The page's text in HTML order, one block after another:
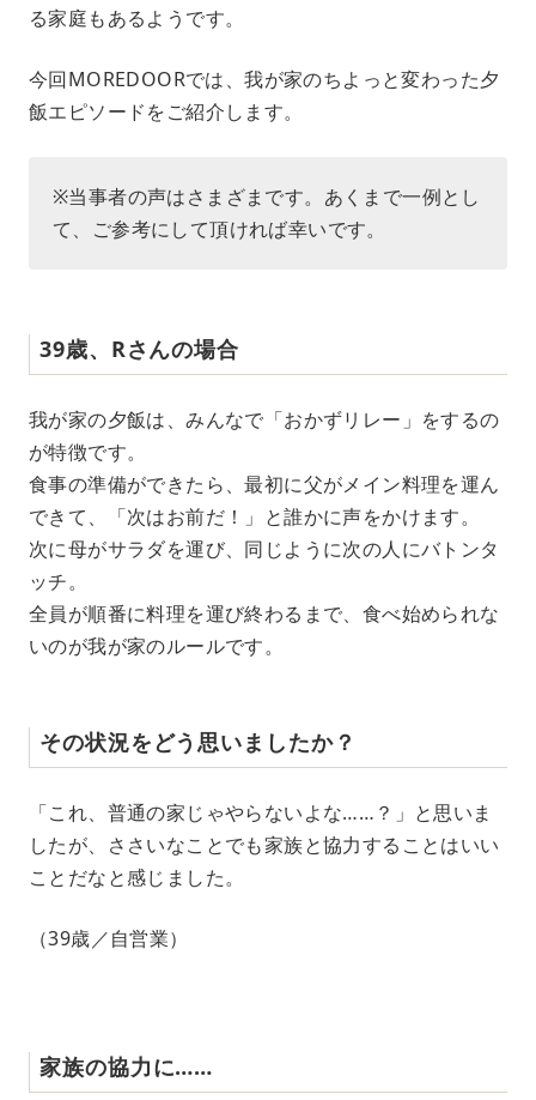
る家庭もあるようです。
今回MOREDOORでは、我が家のちよっと変わった夕
飯エピソードをご紹介します。
※当事者の声はさまざまです。あくまで一例とし
て、ご参考にして頂ければ幸いです。
39歳、Rさんの場合
我が家の夕飯は、みんなで「おかずリレー」をするの
が特徴です。
食事の準備ができたら、最初に父がメイン料理を運ん
できて、「次はお前だ！」と誰かに声をかけます。
次に母がサラダを運び、同じように次の人にバトンタ
ッチ。
全員が順番に料理を運び終わるまで、食べ始められな
いのが我が家のルールです。
その状況をどう思いましたか？
「これ、普通の家じゃやらないよな……？」と思いま
したが、ささいなことでも家族と協力することはいい
ことだなと感じました。
（39歳／自営業）
家族の協力に……